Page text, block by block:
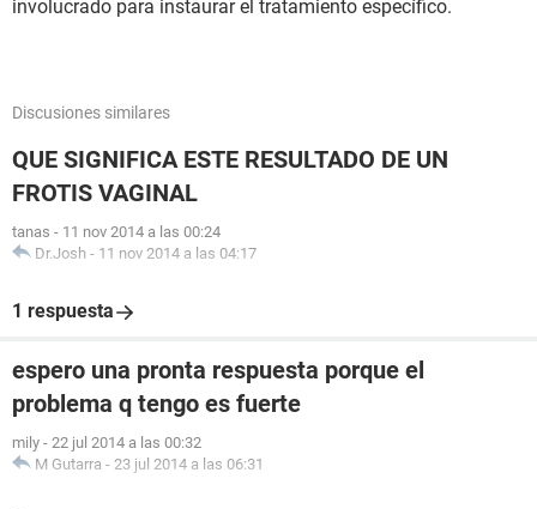
involucrado para instaurar el tratamiento específico.
Discusiones similares
QUE SIGNIFICA ESTE RESULTADO DE UN
FROTIS VAGINAL
tanas - 11 nov 2014 a las 00:24
Dr.Josh - 11 nov 2014 a las 04:17
1 respuesta
espero una pronta respuesta porque el
problema q tengo es fuerte
mily - 22 jul 2014 a las 00:32
M Gutarra - 23 jul 2014 a las 06:31